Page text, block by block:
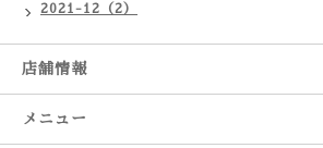
2021-12（2）
店舗情報
メニュー